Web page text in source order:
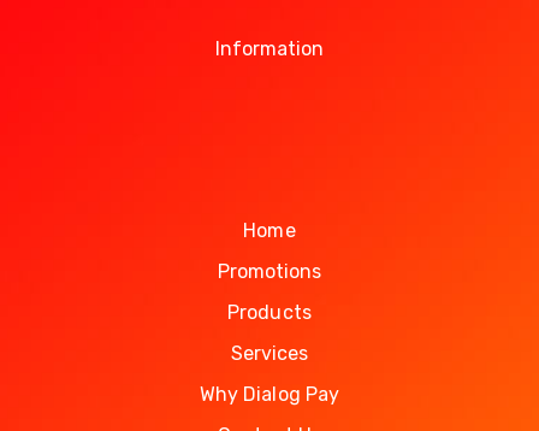
Information
Home
Promotions
Products
Services
Why Dialog Pay